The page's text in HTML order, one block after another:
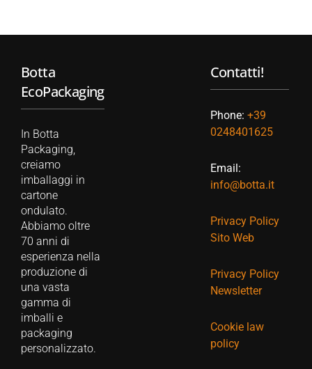
Botta
EcoPackaging
In Botta
Packaging,
creiamo
imballaggi in
cartone
ondulato.
Abbiamo oltre
70 anni di
esperienza nella
produzione di
una vasta
gamma di
imballi e
packaging
personalizzato.
Contatti!
Phone: +39
0248401625
Email:
info@botta.it
Privacy Policy
Sito Web
Privacy Policy
Newsletter
Cookie law
policy